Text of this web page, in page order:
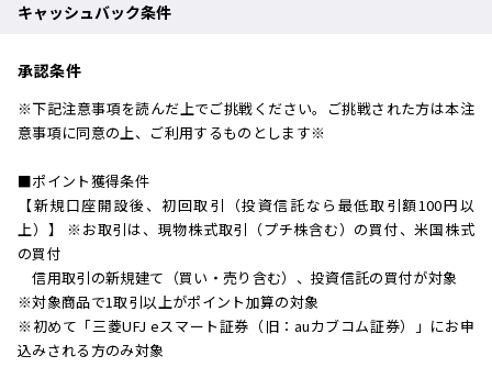
キャッシュバック条件
承認条件
※下記注意事項を読んだ上でご挑戦ください。ご挑戦された方は本注
意事項に同意の上、ご利用するものとします※
■ポイント獲得条件
【新規口座開設後、初回取引（投資信託なら最低取引額100円以
上）】 ※お取引は、現物株式取引（プチ株含む）の買付、米国株式
の買付
信用取引の新規建て（買い・売り含む）、投資信託の買付が対象
※対象商品で1取引以上がポイント加算の対象
※初めて「三菱UFJ eスマート証券（旧：auカブコム証券）」にお申
込みされる方のみ対象